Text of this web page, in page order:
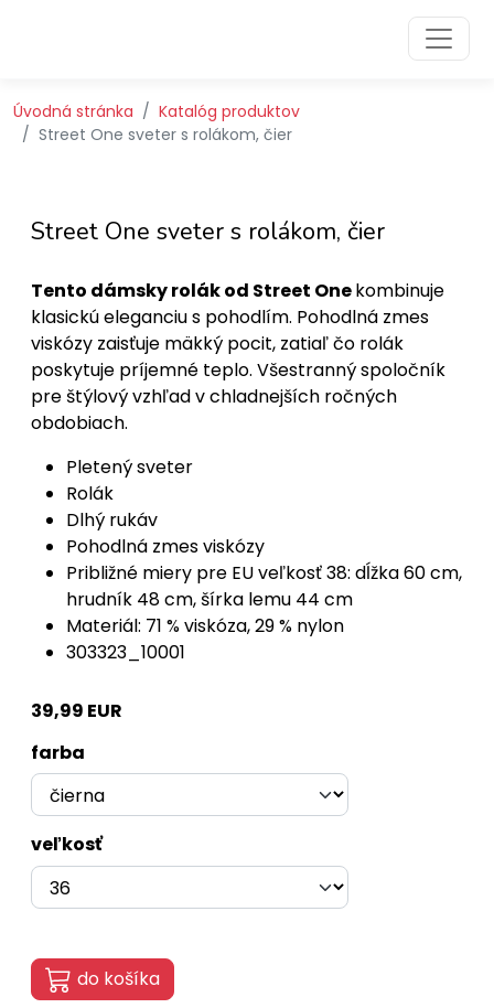
Úvodná stránka
Katalóg produktov
Street One sveter s rolákom, čier
Street One sveter s rolákom, čier
Tento dámsky rolák od Street Onekombinuje
klasickú eleganciu s pohodlím. Pohodlná zmes
viskózy zaisťuje mäkký pocit, zatiaľ čo rolák
poskytuje príjemné teplo. Všestranný spoločník
pre štýlový vzhľad v chladnejších ročných
obdobiach.
Pletený sveter
Rolák
Dlhý rukáv
Pohodlná zmes viskózy
Približné miery pre EU veľkosť 38: dĺžka 60 cm,
hrudník 48 cm, šírka lemu 44 cm
Materiál: 71 % viskóza, 29 % nylon
303323_10001
39,99 EUR
farba
veľkosť
do košíka